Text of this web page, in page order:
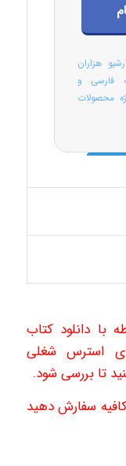
هزاران
فارسی و
محصولات
با دانلود کتاب
استرس شغلی
تا بررسی شود.
سفارش دهید